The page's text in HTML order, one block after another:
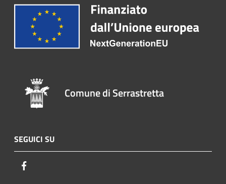
Comune di Serrastretta
SEGUICI SU